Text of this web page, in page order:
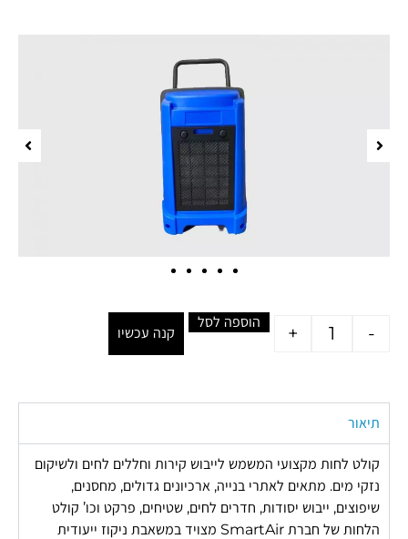
-
+
הוספה לסל
קנה עכשיו
תיאור
קולט לחות מקצועי המשמש לייבוש קירות וחללים לחים ולשיקום
נזקי מים. מתאים לאתרי בנייה, ארכיונים גדולים, מחסנים,
שיפוצים, ייבוש יסודות, חדרים לחים, שטיחים, פרקט וכו’ קולט
הלחות של חברת SmartAir מצויד במשאבת ניקוז ייעודית